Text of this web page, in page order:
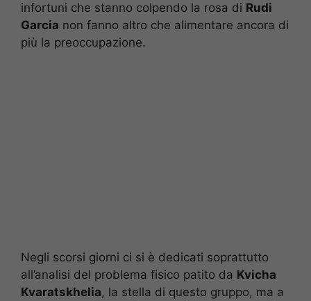
infortuni che stanno colpendo la rosa di Rudi
Garcia non fanno altro che alimentare ancora di
più la preoccupazione.
Negli scorsi giorni ci si è dedicati soprattutto
all’analisi del problema fisico patito da Kvicha
Kvaratskhelia, la stella di questo gruppo, ma a